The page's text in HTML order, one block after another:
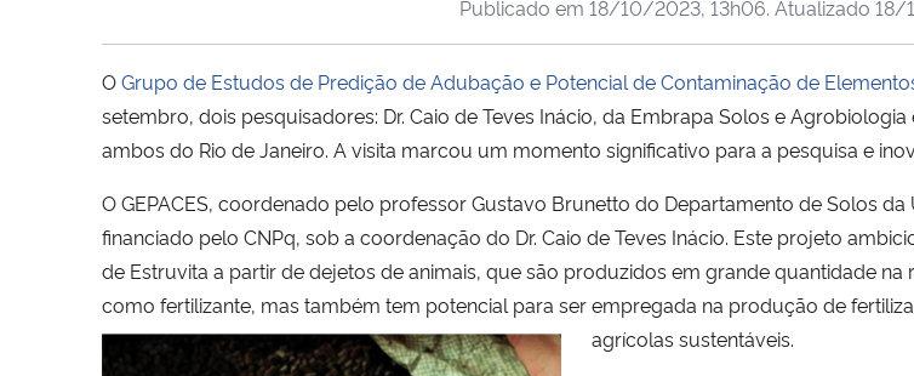
Publicado em 18/10/2023, 13h06. Atualizado 18/
OGrupo de Estudos de Predição de Adubação e Potencial de Contaminação de
setembro, dois pesquisadores: Dr. Caio de Teves Inácio, da Embrapa Solos e
ambos do Rio de Janeiro. A visita marcou um momento significativo para a pesquisa e
O GEPACES, coordenado pelo professor Gustavo Brunetto do Departamento de Solos
financiado pelo CNPq, sob a coordenação do Dr. Caio de Teves Inácio. Este projeto
de Estruvita a partir de dejetos de animais, que são produzidos em grande quantidade
como fertilizante, mas também tem potencial para ser empregada na produção de
agrícolas sustentáveis.